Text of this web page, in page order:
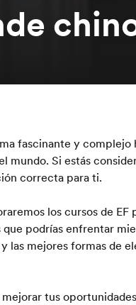
fascinante y
mundo. Si estás
correcta para ti.
los cursos de
que podrías enfrentar
las mejores formas de
mejorar tus